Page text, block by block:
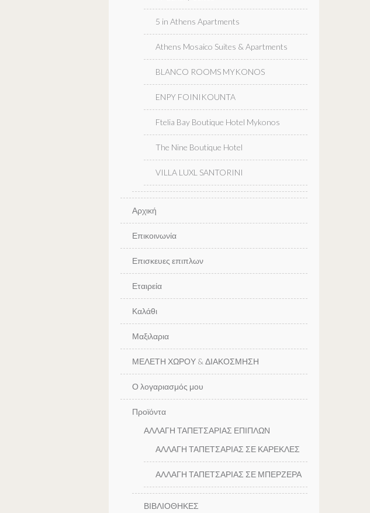
5 in Athens Apartments
Athens Mosaico Suites & Apartments
BLANCO ROOMS MYKONOS
ENPY FOINIKOUNTA
Ftelia Bay Boutique Hotel Mykonos
The Nine Boutique Hotel
VILLA LUXL SANTORINI
Αρχική
Επικοινωνία
Επισκευες επιπλων
Εταιρεία
Καλάθι
Μαξιλαρια
ΜΕΛΕΤΗ ΧΩΡΟΥ & ΔΙΑΚΟΣΜΗΣΗ
Ο λογαριασμός μου
Προϊόντα
ΑΛΛΑΓΗ ΤΑΠΕΤΣΑΡΙΑΣ ΕΠΙΠΛΩΝ
ΑΛΛΑΓΗ ΤΑΠΕΤΣΑΡΙΑΣ ΣΕ ΚΑΡΕΚΛΕΣ
ΑΛΛΑΓΗ ΤΑΠΕΤΣΑΡΙΑΣ ΣΕ ΜΠΕΡΖΕΡΑ
ΒΙΒΛΙΟΘΗΚΕΣ